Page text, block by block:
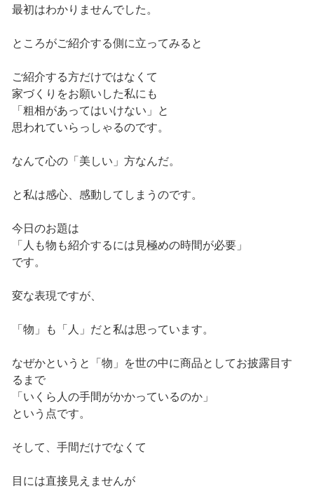
最初はわかりませんでした。
ところがご紹介する側に立ってみると
ご紹介する方だけではなくて
家づくりをお願いした私にも
「粗相があってはいけない」と
思われていらっしゃるのです。
なんて心の「美しい」方なんだ。
と私は感心、感動してしまうのです。
今日のお題は
「人も物も紹介するには見極めの時間が必要」
です。
変な表現ですが、
「物」も「人」だと私は思っています。
なぜかというと「物」を世の中に商品としてお披露目す
るまで
「いくら人の手間がかかっているのか」
という点です。
そして、手間だけでなくて
目には直接見えませんが